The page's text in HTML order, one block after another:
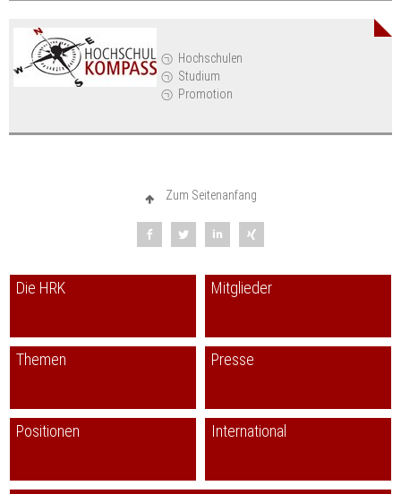
Hochschulen
Studium
Promotion
Zum Seitenanfang
Die HRK Mitglieder
Themen Presse
Positionen International